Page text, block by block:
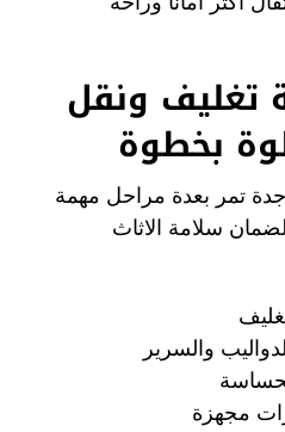
تغليف ونقل
بخطوة
تمر بعدة مراحل مهمة
سلامة الاثاث